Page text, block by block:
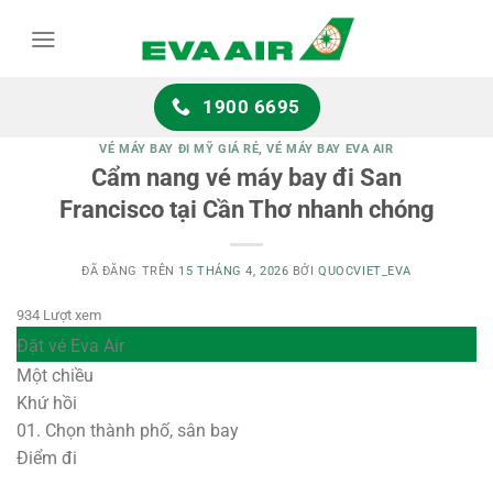
1900 6695
VÉ MÁY BAY ĐI MỸ GIÁ RẺ,VÉ MÁY BAY EVA AIR
Cẩm nang vé máy bay đi San
Francisco tại Cần Thơ nhanh chóng
ĐÃ ĐĂNG TRÊN 15 THÁNG 4, 2026 BỞIQUOCVIET_EVA
934 Lượt xem
Đặt vé Eva Air
Một chiều
Khứ hồi
01. Chọn thành phố, sân bay
Điểm đi